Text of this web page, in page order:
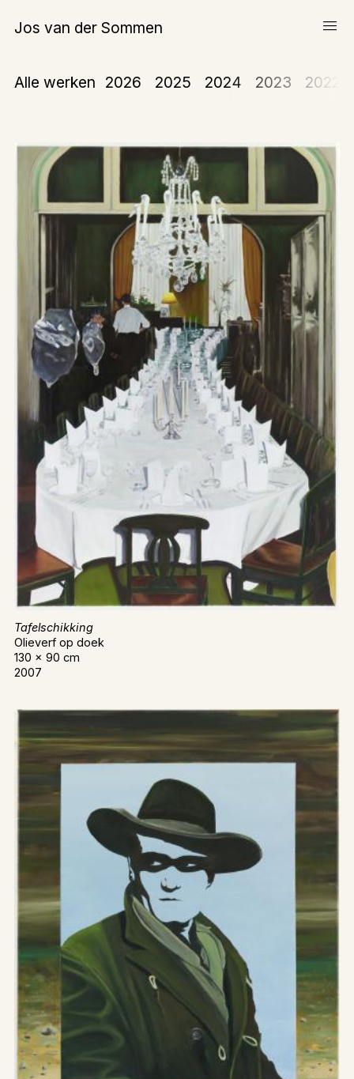
Jos van der Sommen menu
Alle werken 2026 2025 2024 2023 2022
Schilderijen
Over Jos van der Sommen
Teksten
Tentoonstellingen
Publicaties
Tafelschikking
Olieverf op doek
130 x 90 cm
2007